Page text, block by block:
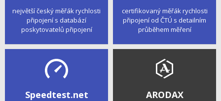
největší český měřák rychlosti
připojení s databází
poskytovatelů připojení
certifikovaný měřák rychlosti
připojení od ČTÚ s detailním
průběhem měření
Speedtest.net ARODAX